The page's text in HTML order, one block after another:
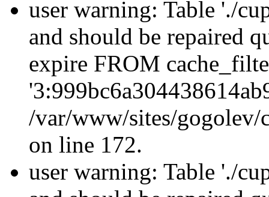
user warning: Table './
and should be repaired
expire FROM
/var/www/sites/gogolev/
on line 172.
user warning: Table './